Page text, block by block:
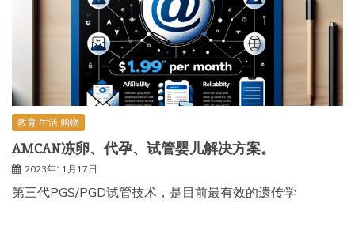
教育 生活 购物
AMCAN冻卵、代孕、试管婴儿解决方案。
2023年11月17日
第三代PGS/PGD试管技术，是目前最有效的遗传学